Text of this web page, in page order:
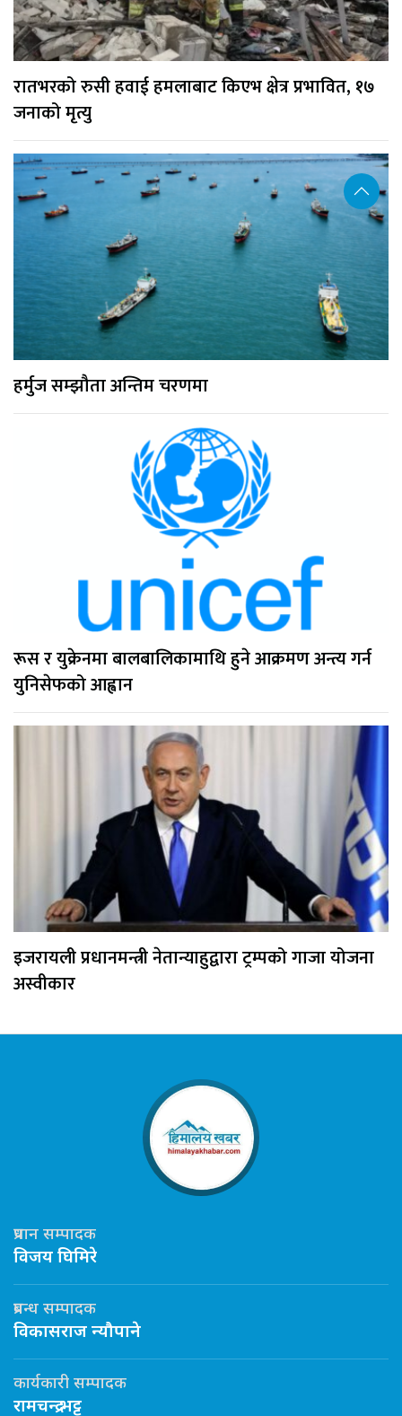
रातभरको रुसी हवाई हमलाबाट किएभ क्षेत्र प्रभावित, १७
जनाको मृत्यु
हर्मुज सम्झौता अन्तिम चरणमा
रूस र युक्रेनमा बालबालिकामाथि हुने आक्रमण अन्त्य गर्न
युनिसेफको आह्वान
इजरायली प्रधानमन्त्री नेतान्याहुद्वारा ट्रम्पको गाजा योजना
अस्वीकार
प्रधान सम्पादक
विजय घिमिरे
प्रबन्ध सम्पादक
विकासराज न्यौपाने
कार्यकारी सम्पादक
रामचन्द्र भट्ट